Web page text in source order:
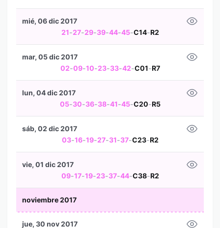
21-27-29-39-44-45-C14-R2
mié, 06 dic 2017
02-09-10-23-33-42-C01-R7
mar, 05 dic 2017
05-30-36-38-41-45-C20-R5
lun, 04 dic 2017
03-16-19-27-31-37-C23-R2
sáb, 02 dic 2017
09-17-19-23-37-44-C38-R2
vie, 01 dic 2017
noviembre 2017
jue, 30 nov 2017